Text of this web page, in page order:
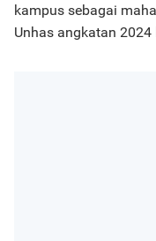
kampus sebagai
Unhas angkatan 2024